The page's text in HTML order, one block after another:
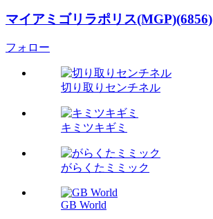
マイアミゴリラポリス(MGP)(6856)
フォロー
切り取りセンチネル
キミツキギミ
がらくたミミック
GB World